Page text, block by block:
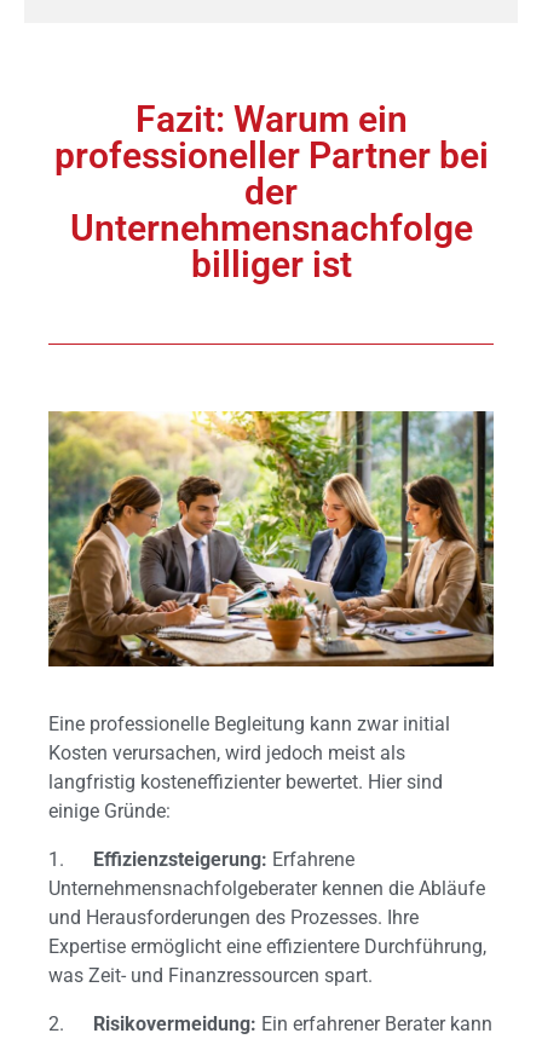
Fazit: Warum ein
professioneller Partner bei
der
Unternehmensnachfolge
billiger ist
Eine professionelle Begleitung kann zwar initial
Kosten verursachen, wird jedoch meist als
langfristig kosteneffizienter bewertet. Hier sind
einige Gründe:
1. Effizienzsteigerung: Erfahrene
Unternehmensnachfolgeberater kennen die Abläufe
und Herausforderungen des Prozesses. Ihre
Expertise ermöglicht eine effizientere Durchführung,
was Zeit- und Finanzressourcen spart.
2. Risikovermeidung: Ein erfahrener Berater kann